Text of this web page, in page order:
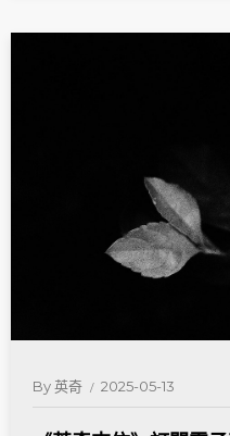
By英奇 2025-05-13